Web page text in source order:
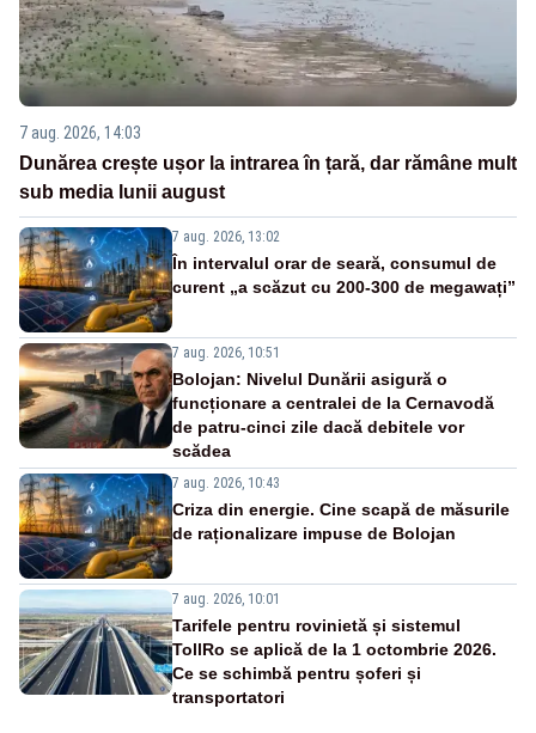
7 aug. 2026, 14:03
Dunărea crește ușor la intrarea în țară, dar rămâne mult
sub media lunii august
7 aug. 2026, 13:02
În intervalul orar de seară, consumul de
curent „a scăzut cu 200-300 de megawați”
7 aug. 2026, 10:51
Bolojan: Nivelul Dunării asigură o
funcționare a centralei de la Cernavodă
de patru-cinci zile dacă debitele vor
scădea
7 aug. 2026, 10:43
Criza din energie. Cine scapă de măsurile
de raționalizare impuse de Bolojan
7 aug. 2026, 10:01
Tarifele pentru rovinietă și sistemul
TollRo se aplică de la 1 octombrie 2026.
Ce se schimbă pentru șoferi și
transportatori